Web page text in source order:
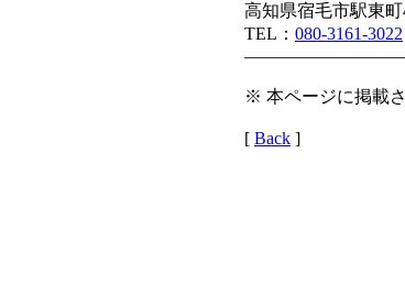
高知県宿毛市駅東
TEL： 080-3161-3022
※ 本ページに掲載
[ Back ]